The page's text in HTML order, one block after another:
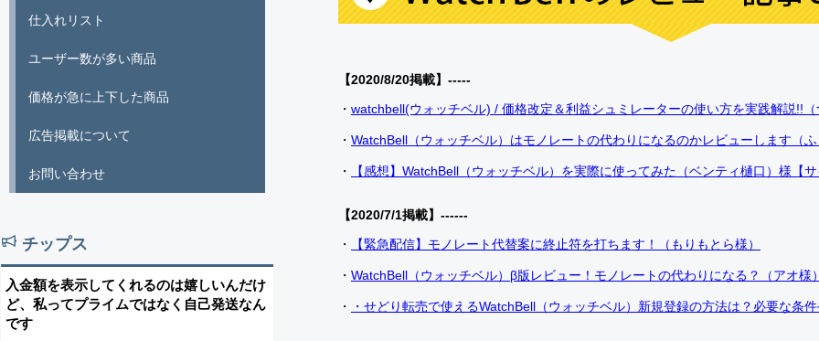
【2020/8/20掲載】-----
・ watchbell(ウォッチベル) / 価格改定＆利益シュミレーターの使い方を実践解説!!
・ WatchBell（ウォッチベル）はモノレートの代わりになるのかレビューします（
・ 【感想】WatchBell（ウォッチベル）を実際に使ってみた（ベンティ樋口）様【
【2020/7/1掲載】------
・
【緊急配信】モノレート代替案に終止符を打ちます！（もりもとら様）
・ WatchBell（ウォッチベル）β版レビュー！モノレートの代わりになる？（アオ様
・ ・せどり転売で使えるWatchBell（ウォッチベル）新規登録の方法は？必要な条
仕入れリスト
ユーザー数が多い商品
価格が急に上下した商品
広告掲載について
お問い合わせ
チップス
入金額を表示してくれるのは嬉しいんだけ
ど、私ってプライムではなく自己発送なん
です